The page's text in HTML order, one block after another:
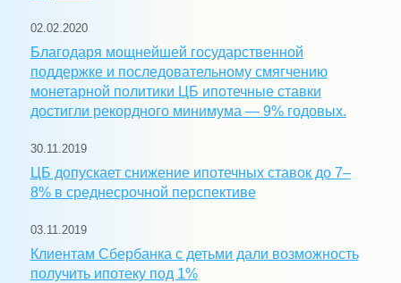
02.02.2020
Благодаря мощнейшей государственной
поддержке и последовательному смягчению
монетарной политики ЦБ ипотечные ставки
достигли рекордного минимума — 9% годовых.
30.11.2019
ЦБ допускает снижение ипотечных ставок до 7–
8% в среднесрочной перспективе
03.11.2019
Клиентам Сбербанка с детьми дали возможность
получить ипотеку под 1%